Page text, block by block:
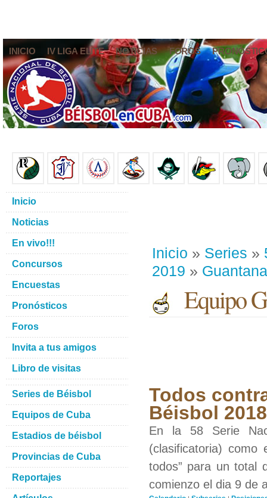
INICIO IV LIGA ELITE NOTICIAS FOROS
Inicio » Series »
2019 »
Equipo
Todos
Béisbol
En la 58 Serie
(clasificatoria) como
todos” para un total
comienzo el dia 9 de
Inicio
Noticias
En vivo!!!
Concursos
Encuestas
Pronósticos
Foros
Invita a tus amigos
Libro de visitas
Series de Béisbol
Equipos de Cuba
Estadios de béisbol
Provincias de Cuba
Reportajes